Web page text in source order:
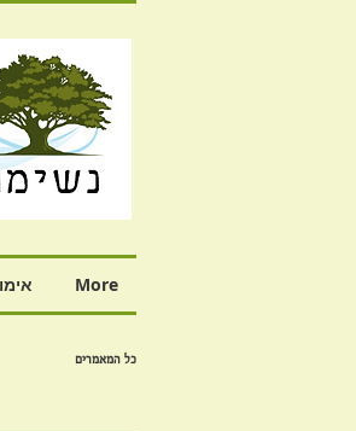
More
כל המאמרים